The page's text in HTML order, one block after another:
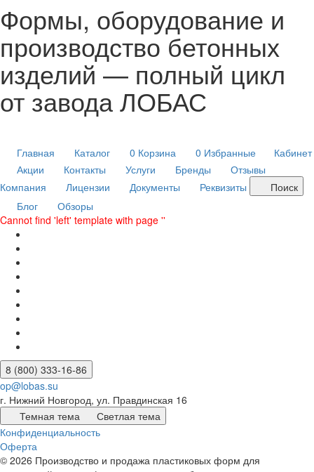
Формы, оборудование и
производство бетонных
изделий — полный цикл
от завода ЛОБАС
Главная Каталог 0 Корзина 0 Избранные
Кабинет
Акции
Контакты Услуги Бренды
Отзывы
Компания
Лицензии Документы Реквизиты
Поиск
Блог
Обзоры
Cannot find 'left' template with page ''
8 (800) 333-16-86
op@lobas.su
г. Нижний Новгород, ул. Правдинская 16
Темная тема
Светлая тема
Конфиденциальность
Оферта
© 2026 Производство и продажа пластиковых форм для